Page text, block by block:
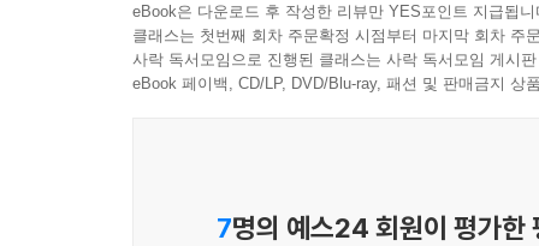
eBook은 다운로드 후 작성한 리뷰만 YES포인트 지급됩니
클래스는 첫번째 회차 주문확정 시점부터 마지막 회차 주
사락 독서모임으로 진행된 클래스는 사락 독서모임 게시
eBook 페이백, CD/LP, DVD/Blu-ray, 패션 및 판매금지 상
7명의 예스24 회원이 평가한